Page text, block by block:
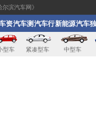
滨汽车网》
资汽车测
评
汽车行
业
新能源汽车独
家
型车 紧凑型车 中型车